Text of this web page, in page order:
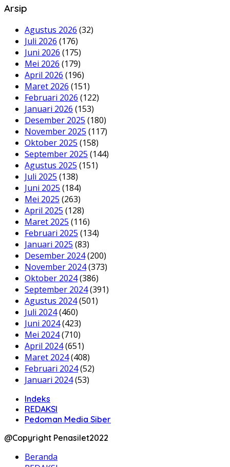
Arsip
Agustus 2026 (32)
Juli 2026 (176)
Juni 2026 (175)
Mei 2026 (179)
April 2026 (196)
Maret 2026 (151)
Februari 2026 (122)
Januari 2026 (153)
Desember 2025 (180)
November 2025 (117)
Oktober 2025 (158)
September 2025 (144)
Agustus 2025 (151)
Juli 2025 (138)
Juni 2025 (184)
Mei 2025 (263)
April 2025 (128)
Maret 2025 (116)
Februari 2025 (134)
Januari 2025 (83)
Desember 2024(200)
November 2024(373)
Oktober 2024(386)
September 2024(391)
Agustus 2024(501)
Juli 2024(460)
Juni 2024(423)
Mei 2024(710)
April 2024(651)
Maret 2024(408)
Februari 2024(52)
Januari 2024(53)
Indeks
REDAKSI
Pedoman Media Siber
@Copyright Penasilet2022
Beranda